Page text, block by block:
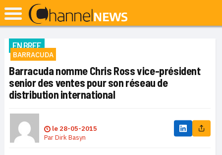
EN BREF
BARRACUDA
Barracuda nomme Chris Ross vice-président
senior des ventes pour son réseau de
distribution international
le 28-05-2015
ParDirk Basyn